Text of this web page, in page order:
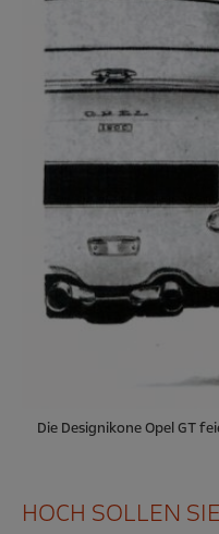
Die Designikone Opel GT
HOCH SOLLEN